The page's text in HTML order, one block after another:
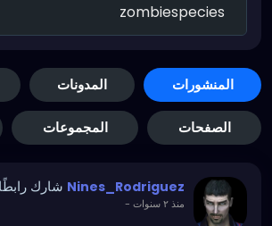
المنشورات المدونات
الصفحات المجموعات
Nines_Rodriguez شارك رابطًا
منذ ٢ سنوات -